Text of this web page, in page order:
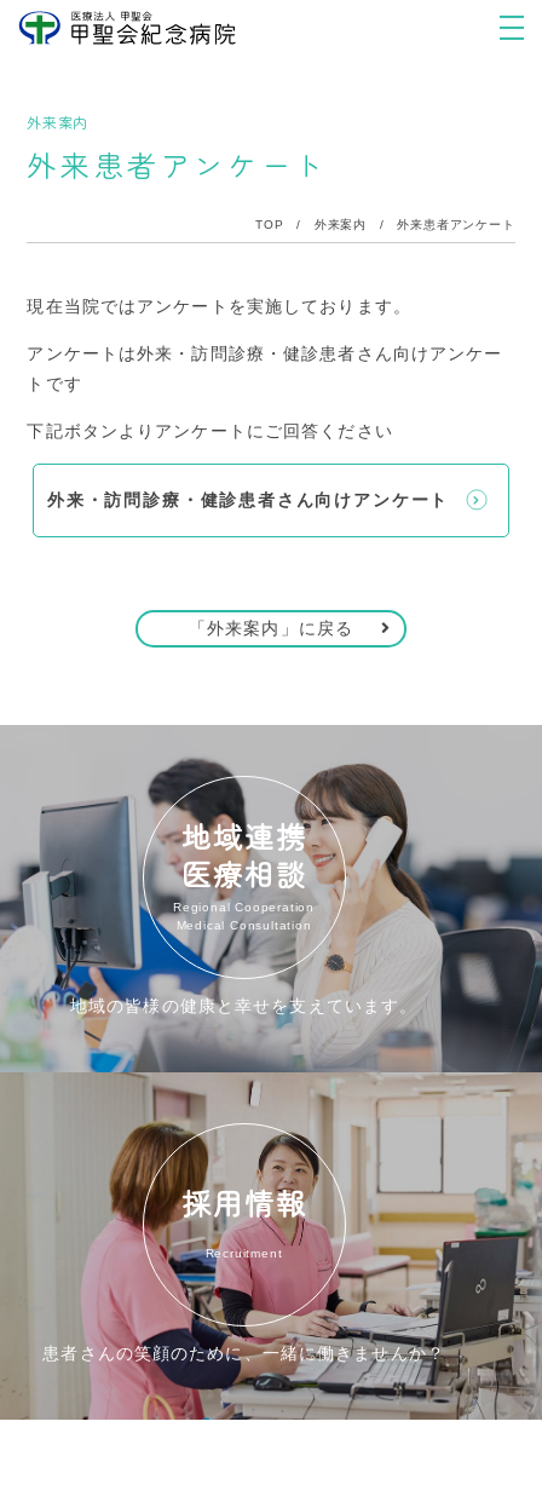
外来案内
外来患者アンケート
TOP / 外来案内 /外来患者アンケート
現在当院ではアンケートを実施しております。
アンケートは外来・訪問診療・健診患者さん向けアンケー
トです
下記ボタンよりアンケートにご回答ください
外来・訪問診療・健診患者さん向けアンケート
「外来案内」に戻る
地域連携
医療相談
Regional Cooperation
Medical Consultation
地域の皆様の健康と幸せを支えています。
採用情報
Recruitment
患者さんの笑顔のために、一緒に働きませんか？